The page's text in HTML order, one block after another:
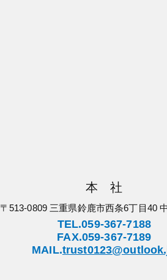
本 社
〒513-0809 三重県鈴鹿市西条6丁目40
TEL.059-367-7188
FAX.059-367-7189
MAIL.